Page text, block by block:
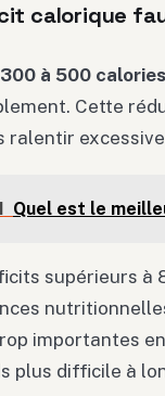
calorique
300 à 500
Cette
ralentir
Quel est le
supérieurs à
importantes
plus difficile à